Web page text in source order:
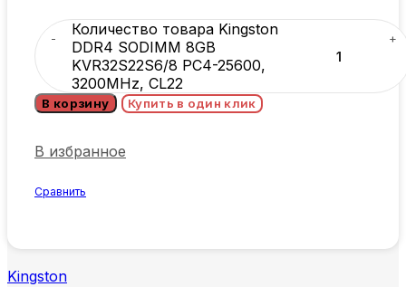
Количество товара Kingston
DDR4 SODIMM 8GB
KVR32S22S6/8 PC4-25600,
3200MHz, CL22
В корзину Купить в один клик
В избранное
Сравнить
Kingston